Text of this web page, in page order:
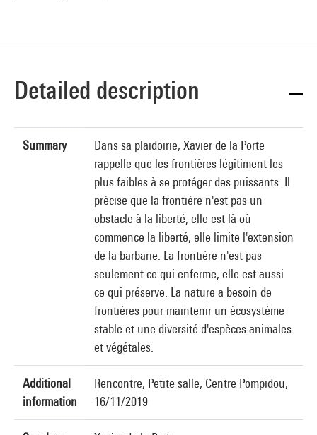
Detailed description
Summary
Dans sa plaidoirie, Xavier de la Porte
rappelle que les frontières légitiment les
plus faibles à se protéger des puissants. Il
précise que la frontière n'est pas un
obstacle à la liberté, elle est là où
commence la liberté, elle limite l'extension
de la barbarie. La frontière n'est pas
seulement ce qui enferme, elle est aussi
ce qui préserve. La nature a besoin de
frontières pour maintenir un écosystème
stable et une diversité d'espèces animales
et végétales.
Additional
information
Rencontre, Petite salle, Centre Pompidou,
16/11/2019